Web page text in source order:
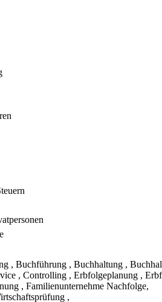
, Buchführung , Buchhaltung , Buchhal
, Controlling , Erbfolgeplanung , Erbf
, Familienunternehme Nachfolge,
,